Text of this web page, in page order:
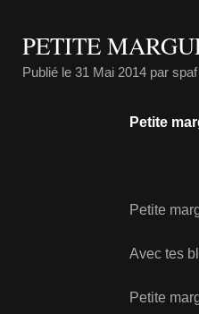
PETITE
Publié le 31 Mai 2014 par
Petite
Petite
Avec tes
Petite